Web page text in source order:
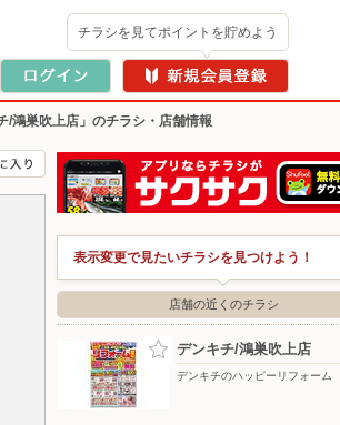
チラシを見てポイントを貯めよう
/鴻巣吹上店」のチラシ・店舗情報
表示変更で見たいチラシを見つけよう！
店舗の近くのチラシ
デンキチ/鴻巣吹上店
デンキチのハッピーリフォー